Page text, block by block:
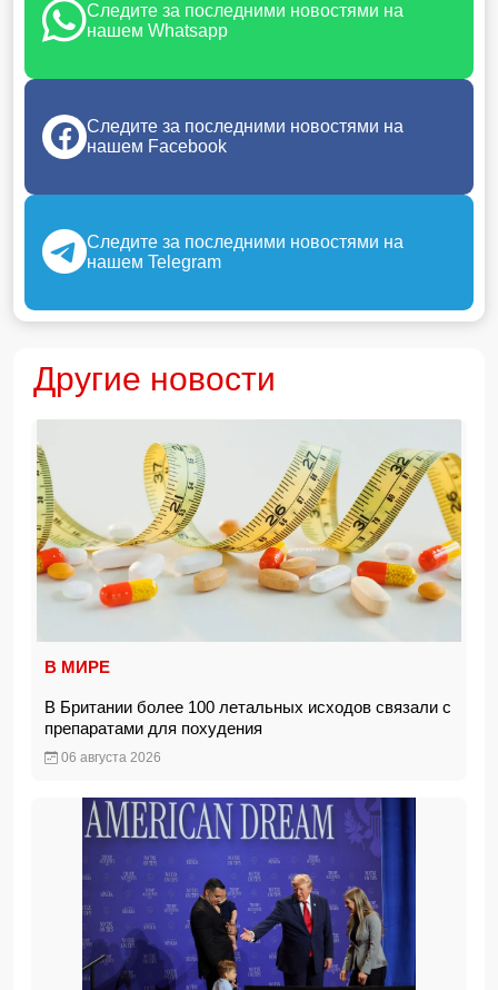
Следите за последними новостями на
нашем Whatsapp
Следите за последними новостями на
нашем Facebook
Следите за последними новостями на
нашем Telegram
Другие новости
В МИРЕ
В Британии более 100 летальных исходов связали с
препаратами для похудения
06 августа 2026